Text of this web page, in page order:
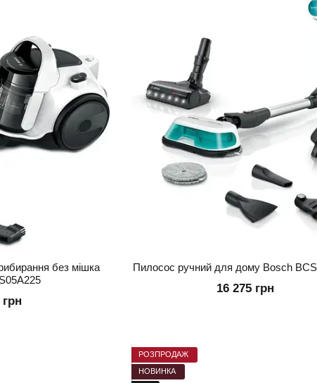
без мішка
Пилосос ручний для дому Bosch
16 275 грн
РОЗПРОДАЖ
НОВИНКА